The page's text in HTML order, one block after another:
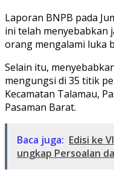
Laporan BNPB pada
ini telah menyebabkan
orang mengalami luka
Selain itu,
mengungsi di 35 titik
Kecamatan Talamau,
Pasaman Barat.
Baca juga: Edisi ke
ungkap Persoalan